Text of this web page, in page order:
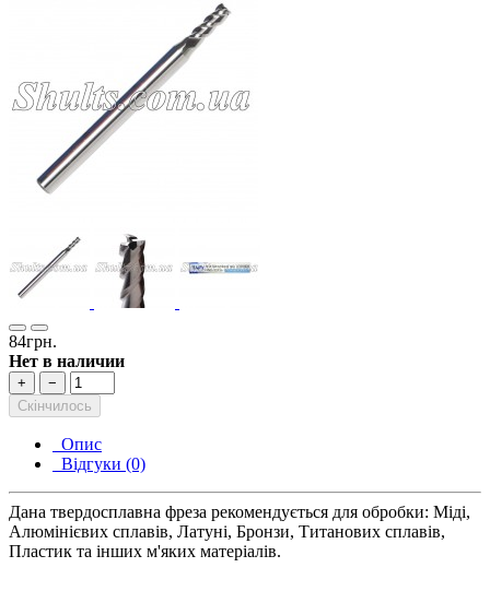
84грн.
Нет в наличии
+
−
Скінчилось
Опис
Відгуки (0)
Дана твердосплавна фреза рекомендується для обробки: Міді,
Алюмінієвих сплавів, Латуні, Бронзи, Титанових сплавів,
Пластик та інших м'яких матеріалів.